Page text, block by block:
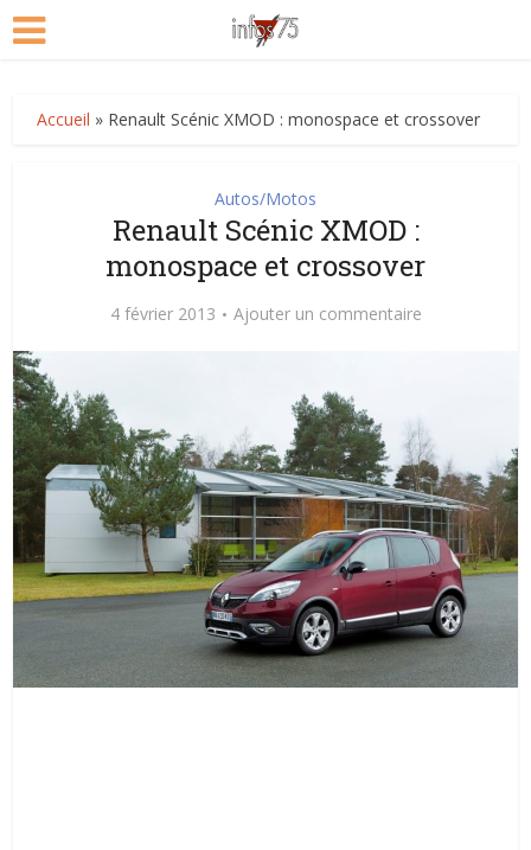
Accueil » Renault Scénic XMOD : monospace et crossover
Autos/Motos
Renault Scénic XMOD :
monospace et crossover
4 février 2013 Ajouter un commentaire